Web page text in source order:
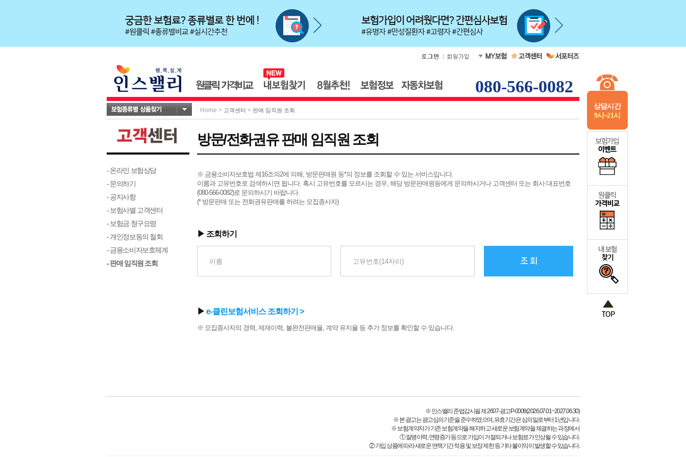
상담시간
9시~21시
080-566-0082
Home > 고객센터 > 판매 임직원 조회
- 온라인 보험상담
- 문의하기
- 공지사항
- 보험사별 고객센터
- 보험금 청구요령
- 개인정보동의 철회
- 금융소비자보호체계
- 판매 임직원 조회
방문/전화권유 판매 임직원 조회
※ 금융소비자보호법 제16조의2에 의해, 방문판매원 등*의 정보를 조회할 수 있는 서비스입니다.
이름과 고유번호로 검색하시면 됩니다. 혹시 고유번호를 모르시는 경우, 해당 방문판매원등에게 문의하시거나 고객센터 또는 회사 대표번호
(080-566-0082)로 문의하시기 바랍니다.
(* 방문판매 또는 전화권유판매를 하려는 모집종사자)
▶ 조회하기
조 회
▶ e-클린보험서비스 조회하기 >
※ 모집종사자의 경력, 제재이력, 불완전판매율, 계약 유지율 등 추가 정보를 확인할 수 있습니다.
※ 인스밸리 준법감시필 제 2607-광고P-0008(2026.07.01~2027.06.30)
※ 본 광고는 광고심의기준을 준수하였으며, 유효기간은 심의일로부터 1년입니다.
※ 보험계약자가 기존 보험계약을 해지하고 새로운 보험계약을 체결하는 과정에서
① 질병이력, 연령증가 등으로 가입이 거절되거나 보험료가 인상될 수 있습니다.
② 가입 상품에 따라 새로운 면책기간 적용 및 보장 제한 등 기타 불이익이 발생할 수 있습니다.